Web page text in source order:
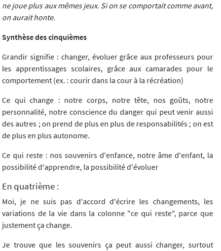
ne joue plus aux mêmes jeux. Si on se comportait comme avant,
on aurait honte.
Synthèse des cinquièmes
Grandir signifie : changer, évoluer grâce aux professeurs pour
les apprentissages scolaires, grâce aux camarades pour le
comportement (ex. : courir dans la cour à la récréation)
Ce qui change : notre corps, notre tête, nos goûts, notre
personnalité, notre conscience du danger qui peut venir aussi
des autres ; on prend de plus en plus de responsabilités ; on est
de plus en plus autonome.
Ce qui reste : nos souvenirs d'enfance, notre âme d'enfant, la
possibilité d'apprendre, la possibilité d'évoluer
En quatrième :
Moi, je ne suis pas d'accord d'écrire les changements, les
variations de la vie dans la colonne "ce qui reste", parce que
justement ça change.
Je trouve que les souvenirs ça peut aussi changer, surtout